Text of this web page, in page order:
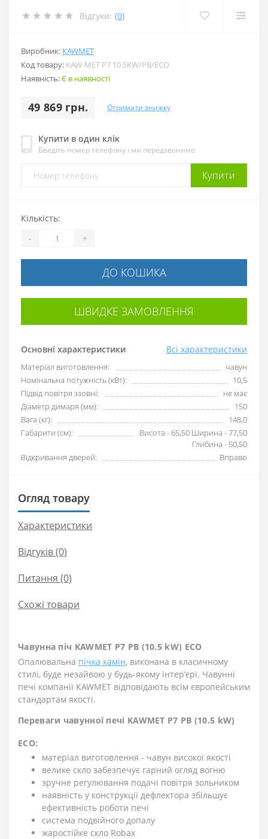
Відгуки: (0)
Виробник: KAWMET
Код товару: KAW-MET P7 10.5KW/PB/ECO
Наявність:Є в наявності
49 869 грн. Отримати знижку
Купити в один клік
Введіть номер телефону і ми передзвонимо
Купити
Основні характеристики Всі характеристики
Матеріал виготовлення:
чавун
Номінальна потужність (кВт):
10,5
Підвід повітря ззовні:
не має
Діаметр димаря (мм):
150
Вага (кг):
148,0
Габарити (см):
Висота - 65,50 Ширина - 77,50
Глибина - 50,50
Відкривання дверей:
Вправо
Кількість:
- +
ДО КОШИКА
ШВИДКЕ ЗАМОВЛЕННЯ
Огляд товару
Характеристики
Відгуків (0)
Питання (0)
Схожі товари
Чавунна піч KAWMET P7 PB (10.5 kW) ECO
Опалювальна пічка камін, виконана в класичному
стилі, буде незайвою у будь-якому інтерʼєрі. Чавунні
печі компанії KAWMET відповідають всім європейським
стандартам якості.
Переваги чавунної печі KAWMET P7 PB (10.5 kW)
ECO:
матеріал виготовлення - чавун високої якості
велике скло забезпечує гарний огляд вогню
зручне регулювання подачі повітря зольником
наявність у конструкції дефлектора збільшує
ефективність роботи печі
система подвійного допалу
жаростійке скло Robax